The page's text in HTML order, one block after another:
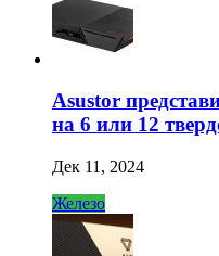
Asustor
на 6 или 12
Дек 11, 2024
Железо